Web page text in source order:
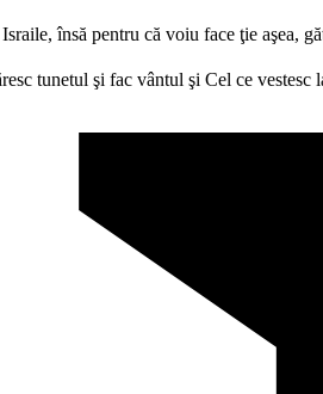
însă pentru că voiu face ţie aşea,
tunetul şi fac vântul şi Cel ce